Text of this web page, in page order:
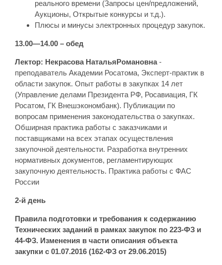
реального времени (Запросы цен/предложений,
Аукционы, Открытые конкурсы и т.д.).
Плюсы и минусы электронных процедур закупок.
13.00—14.00 – обед
Лектор: Некрасова НатальяРомановна-
преподаватель Академии Росатома, Эксперт-практик в
области закупок. Опыт работы в закупках 14 лет
(Управление делами Президента РФ, Росавиация, ГК
Росатом, ГК Внешэкономбанк). Публикации по
вопросам применения законодательства о закупках.
Обширная практика работы с заказчиками и
поставщиками на всех этапах осуществления
закупочной деятельности. Разработка внутренних
нормативных документов, регламентирующих
закупочную деятельность. Практика работы с ФАС
России
2-й день
Правила подготовки и требования к содержанию
Технических заданий в рамках закупок по 223-ФЗ и
44-ФЗ. Изменения в части описания объекта
закупки с 01.07.2016 (162-ФЗ от 29.06.2015)